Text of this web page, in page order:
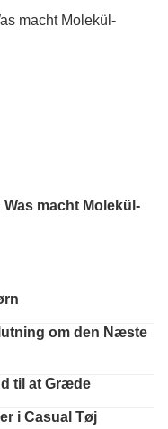
macht Molekül-
om den Næste
til at Græde
i Casual Tøj